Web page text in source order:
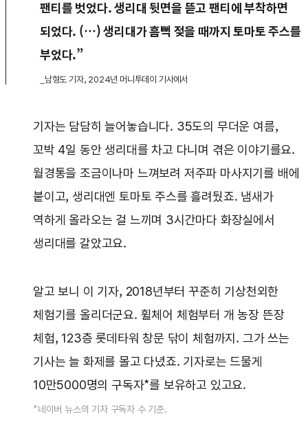
팬티를 벗었다. 생리대 뒷면을 뜯고 팬티에 부착하면
되었다. (…) 생리대가 흠뻑 젖을 때까지 토마토 주스를
부었다.”
_남형도 기자, 2024년 머니투데이 기사에서
기자는 담담히 늘어놓습니다. 35도의 무더운 여름,
꼬박 4일 동안 생리대를 차고 다니며 겪은 이야기를요.
월경통을 조금이나마 느껴보려 저주파 마사지기를 배에
붙이고, 생리대엔 토마토 주스를 흘려뒀죠. 냄새가
역하게 올라오는 걸 느끼며 3시간마다 화장실에서
생리대를 갈았고요.
알고 보니 이 기자, 2018년부터 꾸준히 기상천외한
체험기를 올리더군요. 휠체어 체험부터 개 농장 뜬장
체험, 123층 롯데타워 창문 닦이 체험까지. 그가 쓰는
기사는 늘 화제를 몰고 다녔죠. 기자로는 드물게
10만5000명의 구독자*를 보유하고 있고요.
*네이버 뉴스의 기자 구독자 수 기준.